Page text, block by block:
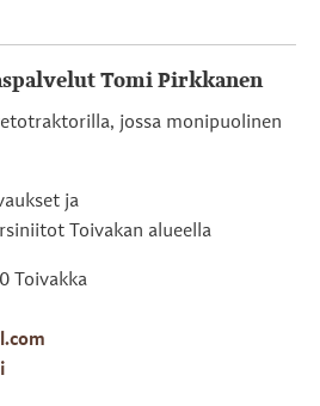
Tomi Pirkkanen
jossa monipuolinen
ja
Toivakan alueella
Toivakka